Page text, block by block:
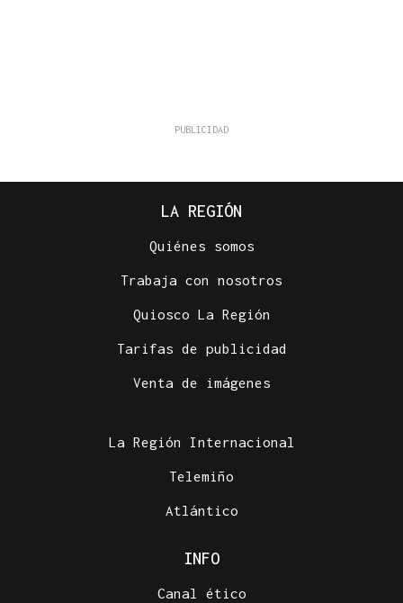
LA REGIÓN
Quiénes somos
Trabaja con nosotros
Quiosco La Región
Tarifas de publicidad
Venta de imágenes
La Región Internacional
Telemiño
Atlántico
INFO
Canal ético